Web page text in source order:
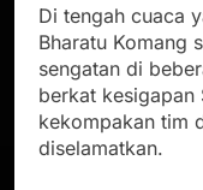
Di tengah cuaca
Bharatu Komang
sengatan di
berkat kesigapan
kekompakan tim
diselamatkan.